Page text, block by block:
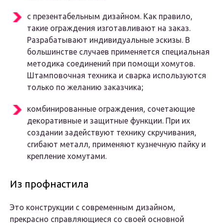
с презентабельным дизайном. Как правило,
такие ограждения изготавливают на заказ.
Разрабатывают индивидуальные эскизы. В
большинстве случаев применяется специальная
методика соединений при помощи хомутов.
Штамповочная техника и сварка используются
только по желанию заказчика;
комбинированные ограждения, сочетающие
декоративные и защитные функции. При их
создании задействуют технику скручивания,
сгибают металл, применяют кузнечную пайку и
крепление хомутами.
Из профнастила
Это конструкции с современным дизайном,
прекрасно справляющиеся со своей основной